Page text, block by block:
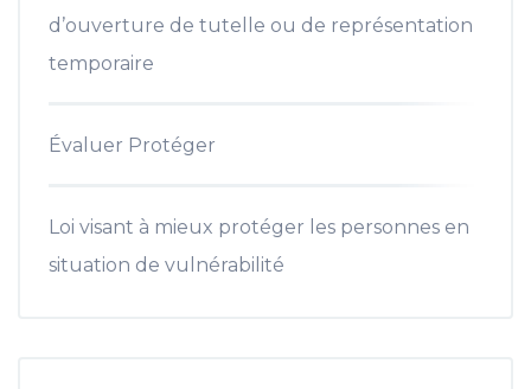
d’ouverture de tutelle ou de représentation
temporaire
Évaluer Protéger
Loi visant à mieux protéger les personnes en
situation de vulnérabilité